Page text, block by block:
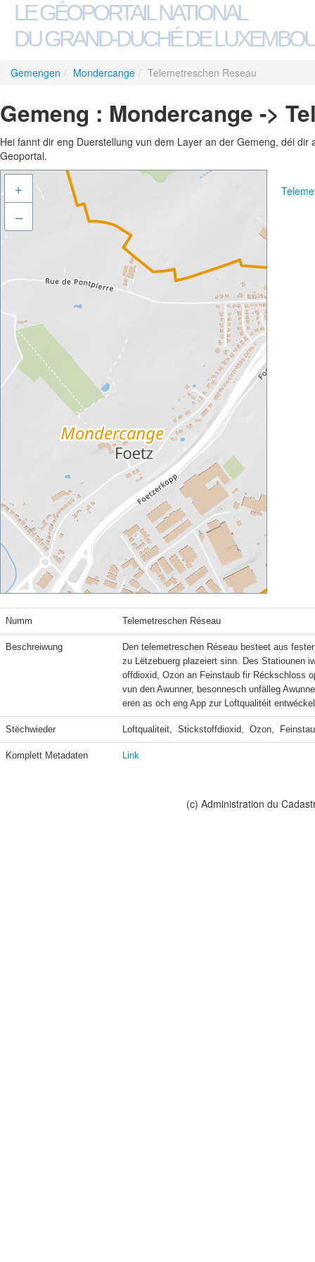
LE GÉOPORTAIL NATIONAL
DU GRAND-DUCHÉ DE
Gemengen / Mondercange / Telemetreschen Reseau
Gemeng : Mondercange ->
Hei fannt dir eng Duerstellung vun dem Layer an der Gemeng, déi
Geoportal.
+
–
Numm Telemetreschen Réseau
Beschreiwung
Den telemetreschen Réseau besteet aus
zu Lëtzebuerg plazeiert sinn. Des Statiounen
offdioxid, Ozon an Feinstaub fir Réckschloss
vun den Awunner, besonnesch unfälleg
Stëchwieder Loftqualiteit,  Stickstoffdioxid,  Ozon,
Komplett Metadaten Link
(c) Administration du